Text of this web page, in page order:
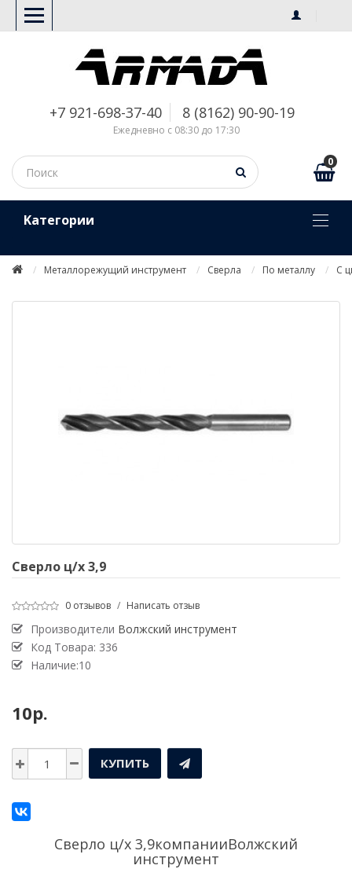
+7 921-698-37-40 8 (8162) 90-90-19
Ежедневно с 08:30 до 17:30
0
Kатегории
Металлорежущий инструмент Сверла По металлу С
Сверло ц/х 3,9
0 отзывов / Написать отзыв
Производители Волжский инструмент
Код Товара: 336
Наличие:10
10р.
КУПИТЬ
Сверло ц/х 3,9компанииВолжский
инструмент